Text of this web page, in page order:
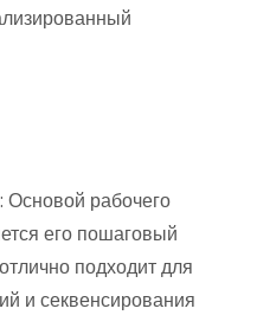
рабочего
его пошаговый
подходит для
и секвенсирования